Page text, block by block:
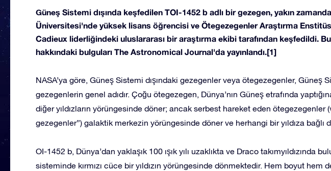
Güneş Sistemi dışında keşfedilen TOI-1452 b adlı bir gezegen, yakın
Üniversitesi'nde yüksek lisans öğrencisi ve Ötegezegenler Araştırma
Cadieux liderliğindeki uluslararası bir araştırma ekibi tarafından keşfedildi.
hakkındaki bulguları The Astronomical Journal'da yayınlandı.[1]
NASA’ya göre, Güneş Sistemi dışındaki gezegenler veya ötegezegenler, Güneş
gezegenlerin genel adıdır. Çoğu ötegezegen, Dünya’nın Güneş etrafında
diğer yıldızların yörüngesinde döner; ancak serbest hareket eden ötegezegenler
gezegenler”) galaktik merkezin yörüngesinde döner ve herhangi bir yıldıza bağlı
OI-1452 b, Dünya’dan yaklaşık 100 ışık yılı uzaklıkta ve Draco takımyıldızında
sisteminde kırmızı cüce bir yıldızın yörüngesinde dönmektedir. Hem boyut hem